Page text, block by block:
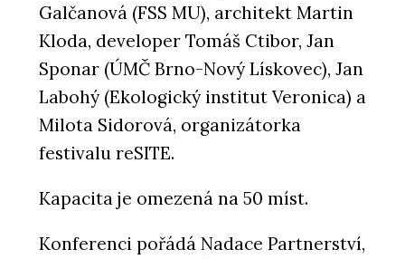
Galčanová (FSS MU), architekt Martin
Kloda, developer Tomáš Ctibor, Jan
Sponar (ÚMČ Brno-Nový Lískovec), Jan
Labohý (Ekologický institut Veronica) a
Milota Sidorová, organizátorka
festivalu reSITE.
Kapacita je omezená na 50 míst.
Konferenci pořádá Nadace Partnerství,